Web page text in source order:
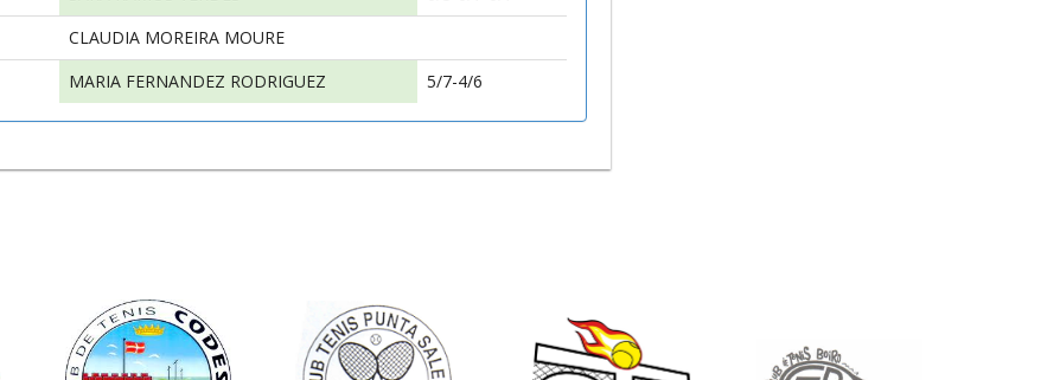
CLAUDIA MOREIRA MOURE
MARIA FERNANDEZ RODRIGUEZ 5/7-4/6